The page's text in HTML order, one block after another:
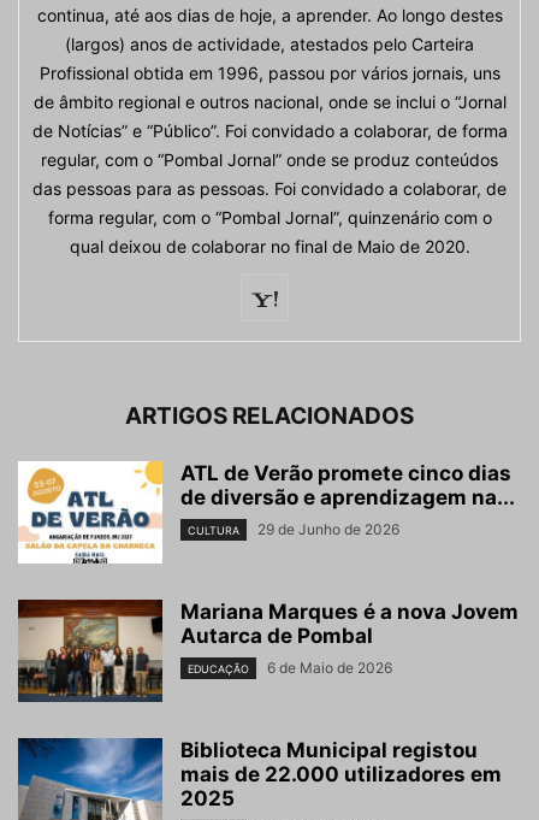
continua, até aos dias de hoje, a aprender. Ao longo destes
(largos) anos de actividade, atestados pelo Carteira
Profissional obtida em 1996, passou por vários jornais, uns
de âmbito regional e outros nacional, onde se inclui o “Jornal
de Notícias” e “Público”. Foi convidado a colaborar, de forma
regular, com o “Pombal Jornal” onde se produz conteúdos
das pessoas para as pessoas. Foi convidado a colaborar, de
forma regular, com o “Pombal Jornal”, quinzenário com o
qual deixou de colaborar no final de Maio de 2020.
ARTIGOS RELACIONADOS
ATL de Verão promete cinco dias
de diversão e aprendizagem na...
CULTURA 29 de Junho de 2026
Mariana Marques é a nova Jovem
Autarca de Pombal
EDUCAÇÃO 6 de Maio de 2026
Biblioteca Municipal registou
mais de 22.000 utilizadores em
2025